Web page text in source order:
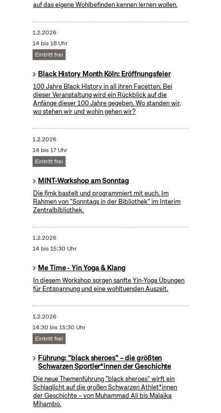
auf das eigene Wohlbefinden kennen lernen wollen.
1.2.2026
14 bis 18 Uhr
Eintritt frei
Black History Month Köln: Eröffnungsfeier
100 Jahre Black History in all ihren Facetten. Bei
dieser Veranstaltung wird ein Rückblick auf die
Anfänge dieser 100 Jahre gegeben. Wo standen wir,
wo stehen wir und wohin gehen wir?
1.2.2026
14 bis 17 Uhr
Eintritt frei
MINT-Workshop am Sonntag
Die fjmk bastelt und programmiert mit euch. Im
Rahmen von "Sonntags in der Bibliothek" im Interim
Zentralbibliothek.
1.2.2026
14 bis 15:30 Uhr
Me Time - Yin Yoga & Klang
In diesem Workshop sorgen sanfte Yin-Yoga Übungen
für Entspannung und eine wohltuenden Auszeit.
1.2.2026
14:30 bis 15:30 Uhr
Eintritt frei
Führung: "black sheroes" – die größten
Schwarzen Sportler*innen der Geschichte
Die neue Themenführung "black sheroes" wirft ein
Schlaglicht auf die großen Schwarzen Athlet*innen
der Geschichte – von Muhammad Ali bis Malaika
Mihambo.